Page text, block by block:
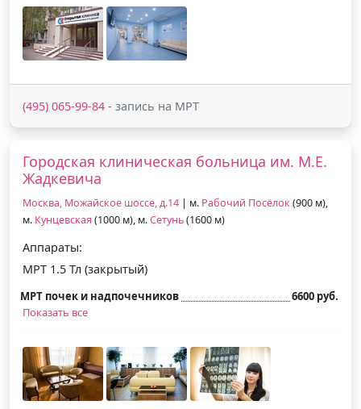
(495) 065-99-84 - запись на МРТ
Городская клиническая больница им. М.Е.
Жадкевича
Москва, Можайское шоссе, д.14 | м. Рабочий Посёлок(900 м),
м. Кунцевская (1000 м), м.Сетунь(1600 м)
Аппараты:
МРТ 1.5 Тл (закрытый)
МРТ почек и надпочечников
6600 руб.
Показать все